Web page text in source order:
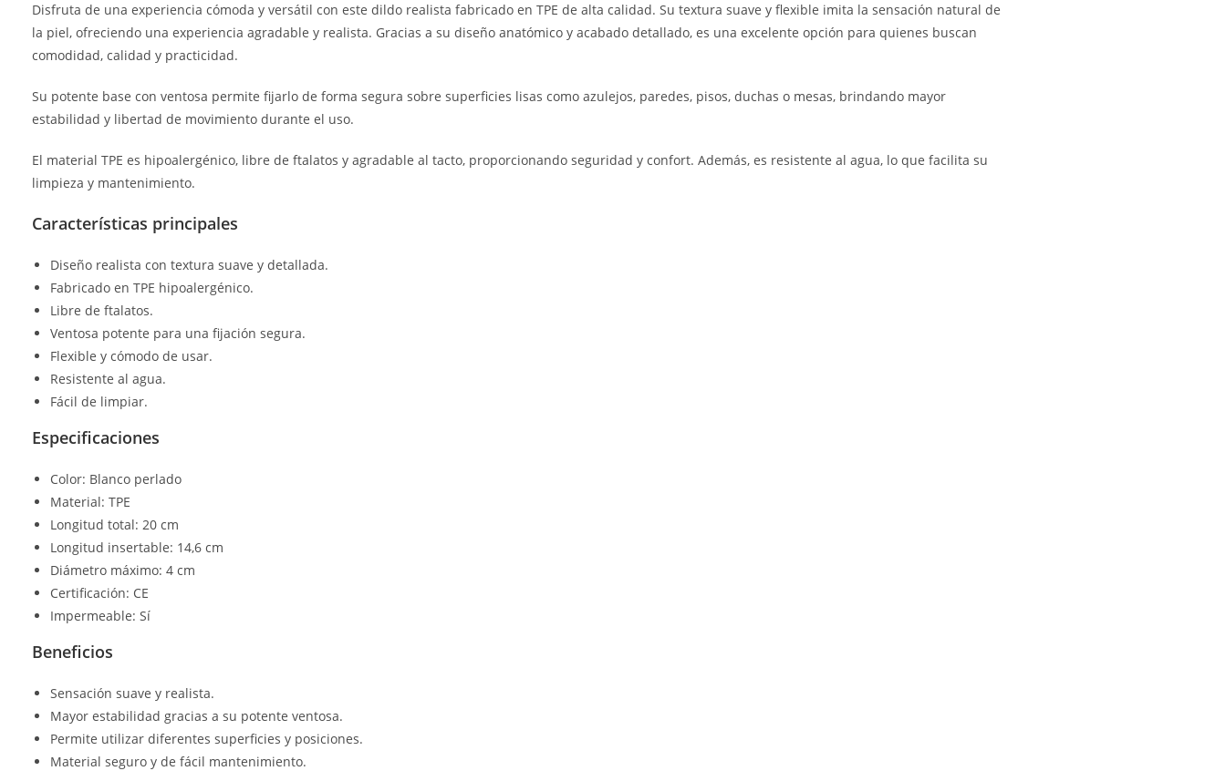
Disfruta de una experiencia cómoda y versátil con este dildo realista fabricado en TPE de alta calidad. Su textura suave y flexible imita la sensación natural de
la piel, ofreciendo una experiencia agradable y realista. Gracias a su diseño anatómico y acabado detallado, es una excelente opción para quienes buscan
comodidad, calidad y practicidad.
Su potente base con ventosa permite fijarlo de forma segura sobre superficies lisas como azulejos, paredes, pisos, duchas o mesas, brindando mayor
estabilidad y libertad de movimiento durante el uso.
El material TPE es hipoalergénico, libre de ftalatos y agradable al tacto, proporcionando seguridad y confort. Además, es resistente al agua, lo que facilita su
limpieza y mantenimiento.
Características principales
Diseño realista con textura suave y detallada.
Fabricado en TPE hipoalergénico.
Libre de ftalatos.
Ventosa potente para una fijación segura.
Flexible y cómodo de usar.
Resistente al agua.
Fácil de limpiar.
Especificaciones
Color: Blanco perlado
Material: TPE
Longitud total: 20 cm
Longitud insertable: 14,6 cm
Diámetro máximo: 4 cm
Certificación: CE
Impermeable: Sí
Beneficios
Sensación suave y realista.
Mayor estabilidad gracias a su potente ventosa.
Permite utilizar diferentes superficies y posiciones.
Material seguro y de fácil mantenimiento.